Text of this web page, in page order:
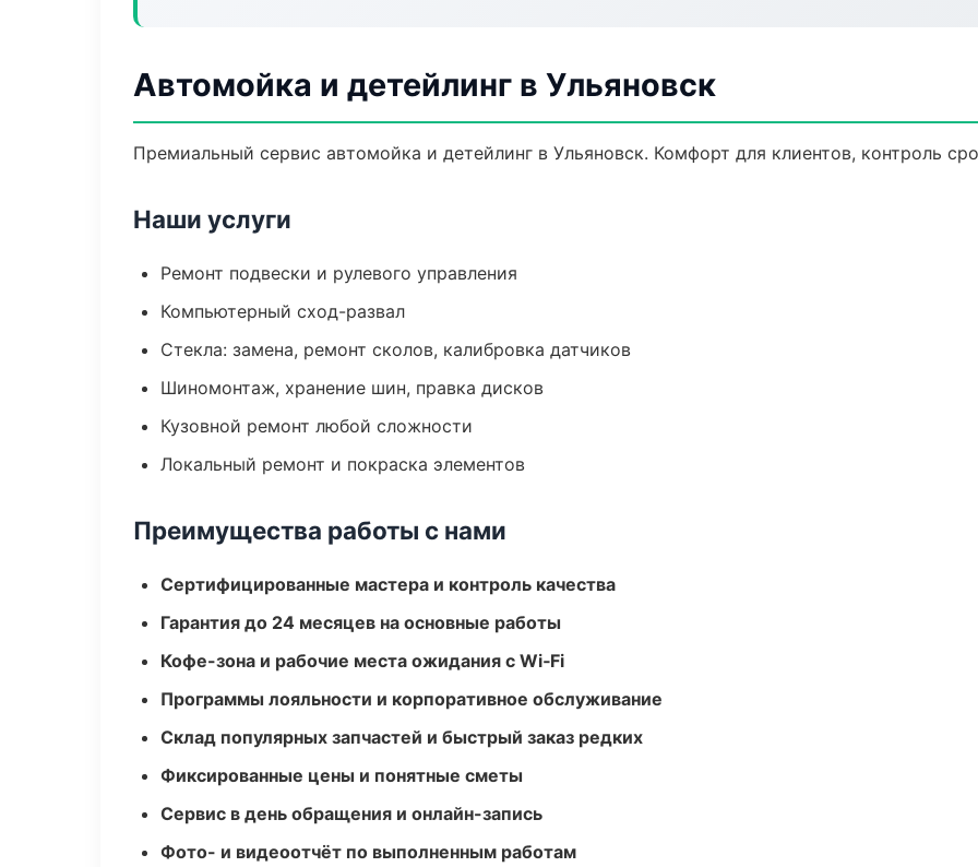
Автомойка и детейлинг в Ульяновск
Премиальный сервис автомойка и детейлинг в Ульяновск. Комфорт для клиентов, контроль
Наши услуги
Ремонт подвески и рулевого управления
Компьютерный сход-развал
Стекла: замена, ремонт сколов, калибровка датчиков
Шиномонтаж, хранение шин, правка дисков
Кузовной ремонт любой сложности
Локальный ремонт и покраска элементов
Преимущества работы с нами
Сертифицированные мастера и контроль качества
Гарантия до 24 месяцев на основные работы
Кофе-зона и рабочие места ожидания с Wi‑Fi
Программы лояльности и корпоративное обслуживание
Склад популярных запчастей и быстрый заказ редких
Фиксированные цены и понятные сметы
Сервис в день обращения и онлайн-запись
Фото- и видеоотчёт по выполненным работам